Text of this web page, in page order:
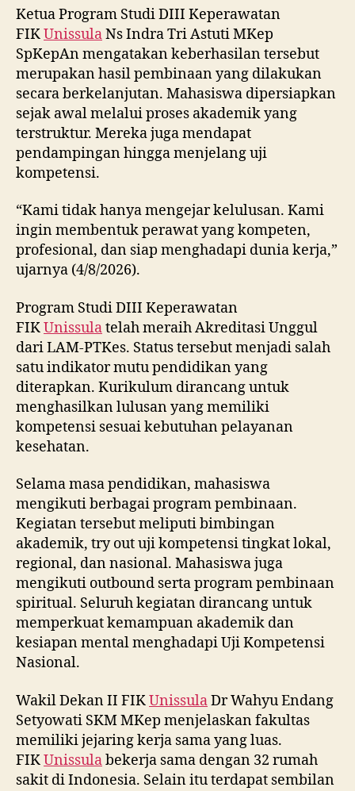
Ketua Program Studi DIII Keperawatan
FIKUnissulaNs Indra Tri Astuti MKep
SpKepAn mengatakan keberhasilan tersebut
merupakan hasil pembinaan yang dilakukan
secara berkelanjutan. Mahasiswa dipersiapkan
sejak awal melalui proses akademik yang
terstruktur. Mereka juga mendapat
pendampingan hingga menjelang uji
kompetensi.
“Kami tidak hanya mengejar kelulusan. Kami
ingin membentuk perawat yang kompeten,
profesional, dan siap menghadapi dunia kerja,”
ujarnya (4/8/2026).
Program Studi DIII Keperawatan
FIKUnissulatelah meraih Akreditasi Unggul
dari LAM-PTKes. Status tersebut menjadi salah
satu indikator mutu pendidikan yang
diterapkan. Kurikulum dirancang untuk
menghasilkan lulusan yang memiliki
kompetensi sesuai kebutuhan pelayanan
kesehatan.
Selama masa pendidikan, mahasiswa
mengikuti berbagai program pembinaan.
Kegiatan tersebut meliputi bimbingan
akademik, try out uji kompetensi tingkat lokal,
regional, dan nasional. Mahasiswa juga
mengikuti outbound serta program pembinaan
spiritual. Seluruh kegiatan dirancang untuk
memperkuat kemampuan akademik dan
kesiapan mental menghadapi Uji Kompetensi
Nasional.
Wakil Dekan II FIKUnissulaDr Wahyu Endang
Setyowati SKM MKep menjelaskan fakultas
memiliki jejaring kerja sama yang luas.
FIKUnissulabekerja sama dengan 32 rumah
sakit di Indonesia. Selain itu terdapat sembilan